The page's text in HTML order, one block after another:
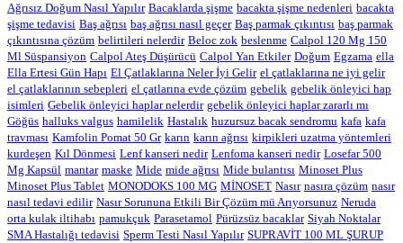
Ağrısız Doğum Nasıl Yapılır Bacaklarda şişme bacakta şişme nedenleri bacakta
şişme tedavisi Baş ağrısı baş ağrısı nasıl geçer Baş parmak çıkıntısı baş parmak
çıkıntısına çözüm belirtileri nelerdir Beloc zok beslenme Calpol 120 Mg 150
Ml Süspansiyon Calpol Ateş Düşürücü Calpol Yan Etkiler Doğum Egzama ella
Ella Ertesi Gün Hapı El Çatlaklarına Neler İyi Gelir el çatlaklarına ne iyi gelir
el çatlaklarının sebepleri el çatlarına evde çözüm gebelik gebelik önleyici hap
isimleri Gebelik önleyici haplar nelerdir gebelik önleyici haplar zararlı mı
Göğüs halluks valgus hamilelik Hastalık huzursuz bacak sendromu kafa kafa
travması Kamfolin Pomat 50 Gr karın karın ağrısı kirpikleri uzatma yöntemleri
kurdeşen Kıl Dönmesi Lenf kanseri nedir Lenfoma kanseri nedir Losefar 500
Mg Kapsül mantar maske Mide mide ağrısı Mide bulantısı Minoset Plus
Minoset Plus Tablet MONODOKS 100 MG MİNOSET Nasır nasıra çözüm nasır
nasıl tedavi edilir Nasır Sorununa Etkili Bir Çözüm mü Arıyorsunuz Neruda
orta kulak iltihabı pamukçuk Parasetamol Pürüzsüz bacaklar Siyah Noktalar
SMA Hastalığı tedavisi Sperm Testi Nasıl Yapılır SUPRAVİT 100 ML ŞURUP